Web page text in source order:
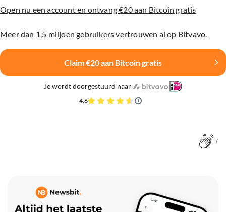
Open nu een account en ontvang €20 aan Bitcoin gratis
Meer dan 1,5 miljoen gebruikers vertrouwen al op Bitvavo.
Claim €20 aan Bitcoin gratis
Je wordt doorgestuurd naar
4,6
7